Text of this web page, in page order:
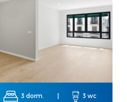
3 dorm. 3 wc